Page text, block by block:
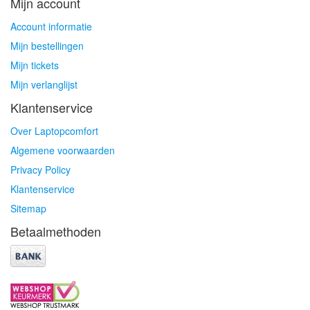
Account informatie
Mijn bestellingen
Mijn tickets
Mijn verlanglijst
Klantenservice
Over Laptopcomfort
Algemene voorwaarden
Privacy Policy
Klantenservice
Sitemap
Betaalmethoden